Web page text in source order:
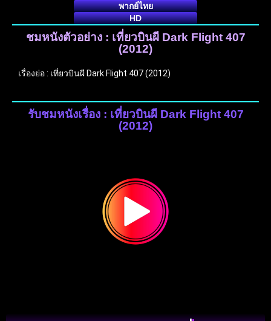
พากย์ไทย
HD
ชมหนังตัวอย่าง : เที่ยวบินผี Dark Flight 407
(2012)
เรื่องย่อ : เที่ยวบินผี Dark Flight 407 (2012)
รับชมหนังเรื่อง : เที่ยวบินผี Dark Flight 407
(2012)